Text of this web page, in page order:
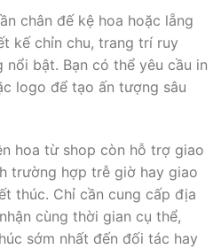
chân đế kệ hoa hoặc lẵng
kế chỉn chu, trang trí ruy
nổi bật. Bạn có thể yêu cầu in
logo để tạo ấn tượng sâu
hoa từ shop còn hỗ trợ giao
trường hợp trễ giờ hay giao
thúc. Chỉ cần cung cấp địa
cùng thời gian cụ thể,
sớm nhất đến đối tác hay